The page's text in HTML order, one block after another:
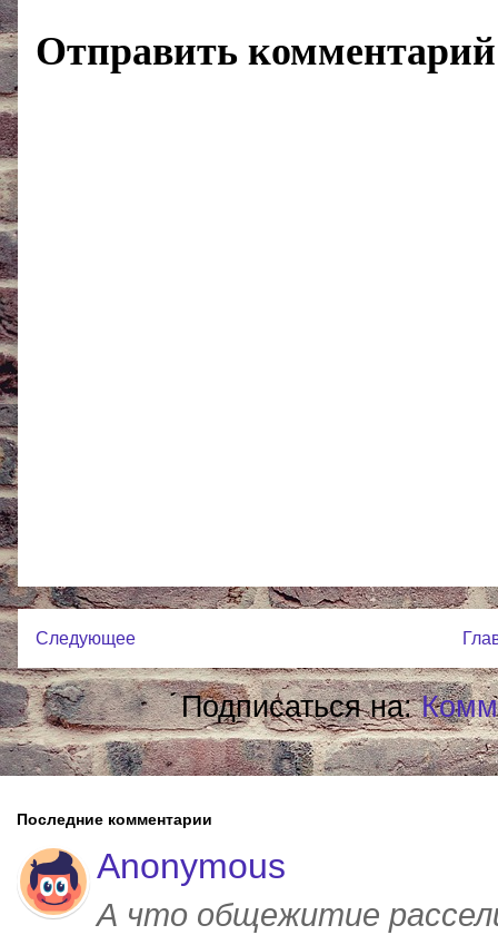
Отправить комментарий
Следующее
Подписаться на:
Последние комментарии
Anonymous
А что общежитие